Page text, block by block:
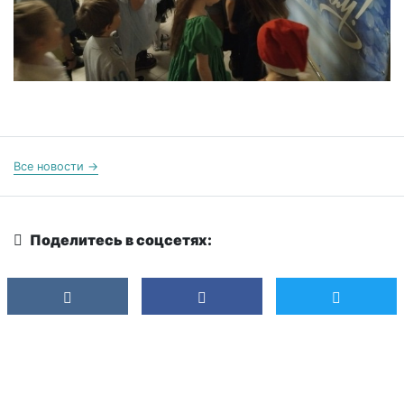
Все новости →
Поделитесь в соцсетях: